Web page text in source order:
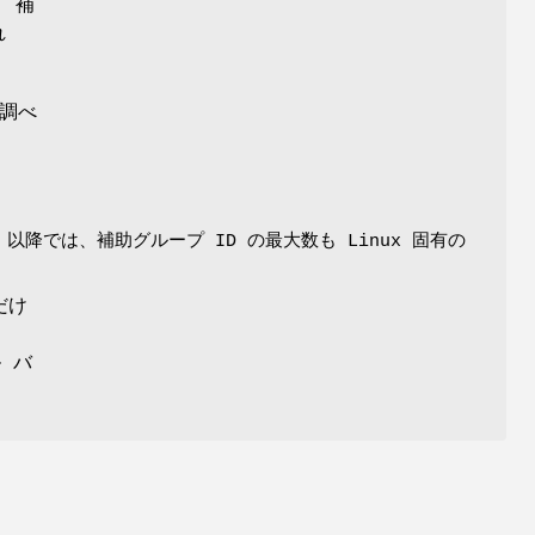
補
べ
降では、補助グループ ID の最大数も Linux 固有の
け
バ